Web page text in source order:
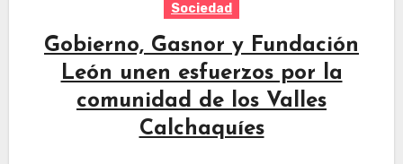
Sociedad
Gobierno, Gasnor y Fundación
León unen esfuerzos por la
comunidad de los Valles
Calchaquíes